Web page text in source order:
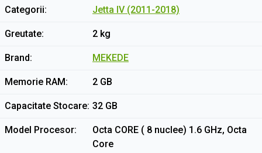
Categorii Jetta IV (2011-2018)
Greutate 2 kg
Brand MEKEDE
Memorie RAM 2 GB
Capacitate Stocare 32 GB
Model Procesor
Octa CORE ( 8 nuclee) 1.6 GHz, Octa
Core